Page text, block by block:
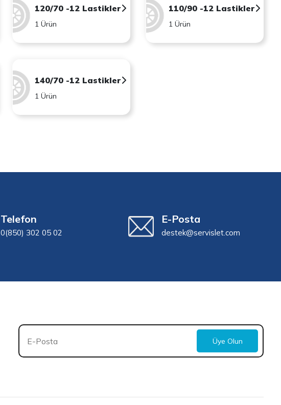
120/70 -12 Lastikler
1 Ürün
110/90 -12 Lastikler
1 Ürün
140/70 -12 Lastikler
1 Ürün
Telefon
0(850) 302 05 02
E-Posta
destek@servislet.com
Üye Olun